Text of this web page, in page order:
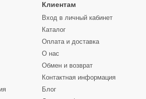
Клиентам
Вход в личный кабинет
Каталог
Оплата и доставка
О нас
Обмен и возврат
Контактная информация
Блог